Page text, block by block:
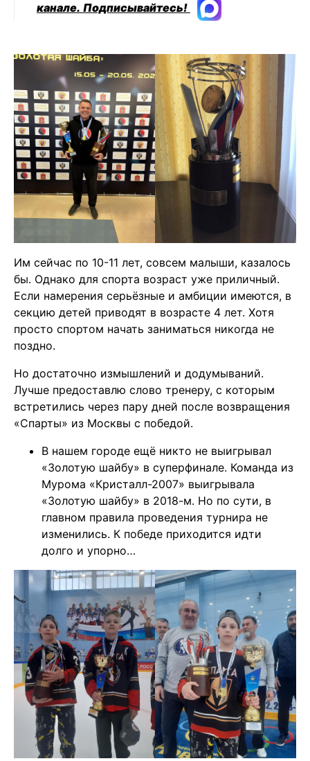
канале. Подписывайтесь!
Им сейчас по 10-11 лет, совсем малыши, казалось
бы. Однако для спорта возраст уже приличный.
Если намерения серьёзные и амбиции имеются, в
секцию детей приводят в возрасте 4 лет. Хотя
просто спортом начать заниматься никогда не
поздно.
Но достаточно измышлений и додумываний.
Лучше предоставлю слово тренеру, с которым
встретились через пару дней после возвращения
«Спарты» из Москвы с победой.
В нашем городе ещё никто не выигрывал
«Золотую шайбу» в суперфинале. Команда из
Мурома «Кристалл-2007» выигрывала
«Золотую шайбу» в 2018-м. Но по сути, в
главном правила проведения турнира не
изменились. К победе приходится идти
долго и упорно…